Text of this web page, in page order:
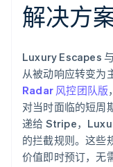
解决方
Luxury Escapes
从被动响应转变为
Radar 风控团队版
对当时面临的短周
递给 Stripe，
的拦截规则。这些
价值即时预订，无